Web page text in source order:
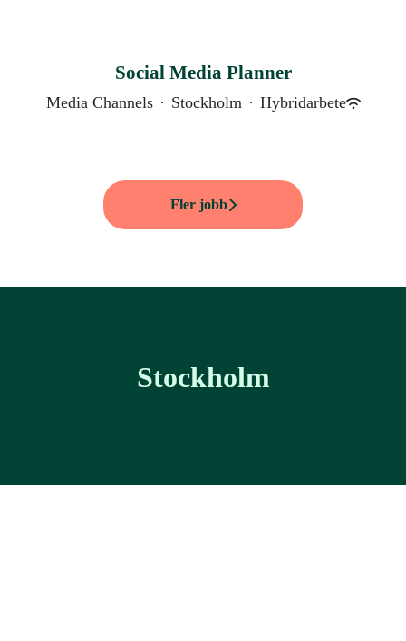
Social Media Planner
Media Channels · Stockholm · Hybridarbete
Fler jobb
Stockholm